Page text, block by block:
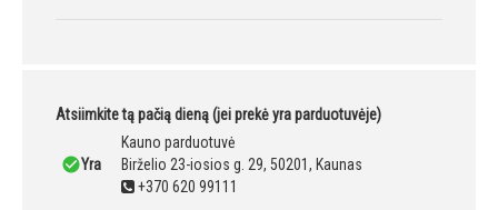
Atsiimkite tą pačią dieną (jei prekė yra parduotuvėje)
Yra
Kauno parduotuvė
Birželio 23-iosios g. 29, 50201, Kaunas
+370 620 99111